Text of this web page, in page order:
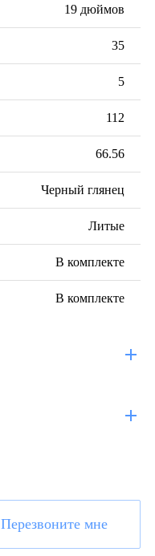
19 дюймов
35
5
112
66.56
Черный глянец
Литые
В комплекте
В комплекте
Перезвоните мне